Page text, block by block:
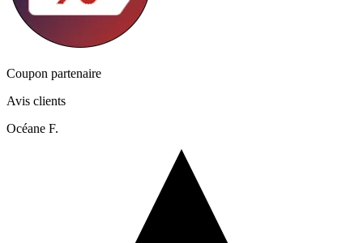
Coupon partenaire
Avis clients
Océane F.